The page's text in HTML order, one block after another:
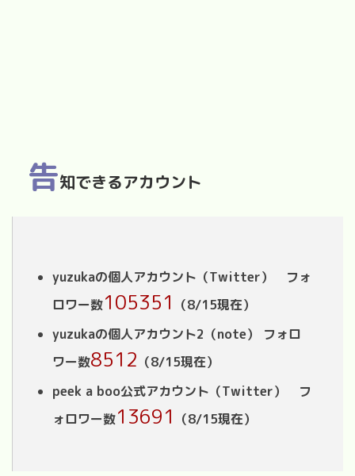
告知できるアカウント
yuzukaの個人アカウント（Twitter） フォ
ロワー数105351
（8/15現在）
yuzukaの個人アカウント2（note） フォロ
ワー数8512 （8/15現在）
peek a boo公式アカウント（Twitter） フ
ォロワー数13691 （8/15現在）